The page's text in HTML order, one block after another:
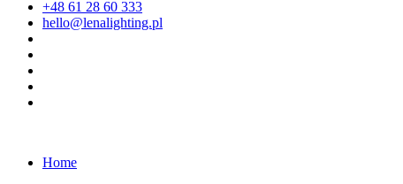
+48 61 28 60 333
hello@lenalighting.pl
Home